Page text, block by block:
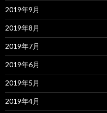
2019年9月
2019年8月
2019年7月
2019年6月
2019年5月
2019年4月